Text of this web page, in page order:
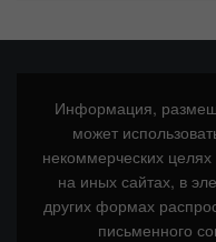
Информация,
может
некоммерческих
на иных сайтах, в
других формах
письменного